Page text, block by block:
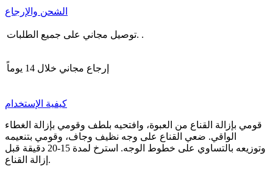
الشحن والإرجاع
توصيل مجاني على جميع الطلبات. .
إرجاع مجاني خلال 14 يوماً
كيفية الإستخدام
قومي بإزالة القناع من العبوة، وافتحيه بلطف وقومي بإزالة الغطاء
الواقي. ضعي القناع على وجه نظيف وجاف، وقومي بتنعيمه
وتوزيعه بالتساوي على خطوط الوجه. استرخ لمدة 15-20 دقيقة قبل
إزالة القناع.